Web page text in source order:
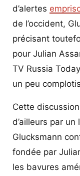
d’alertes
de l’occident,
précisant
pour Julian
TV Russia
un peu
Cette
d’ailleurs par
Glucksmann
fondée par
les bavures